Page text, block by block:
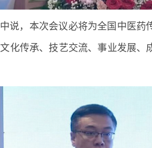
说，本次会议必将为全国中医
化传承、技艺交流、事业发展